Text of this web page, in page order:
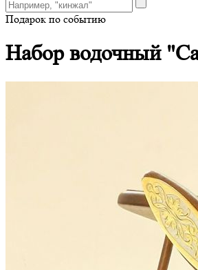
Подарок по событию
Набор водочный